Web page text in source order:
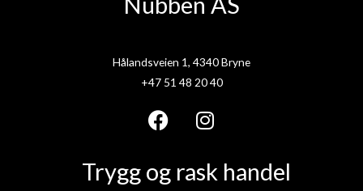
Hålandsveien 1, 4340 Bryne
+47 51 48 20 40
F
c
I
n
s
Trygg og rask handel